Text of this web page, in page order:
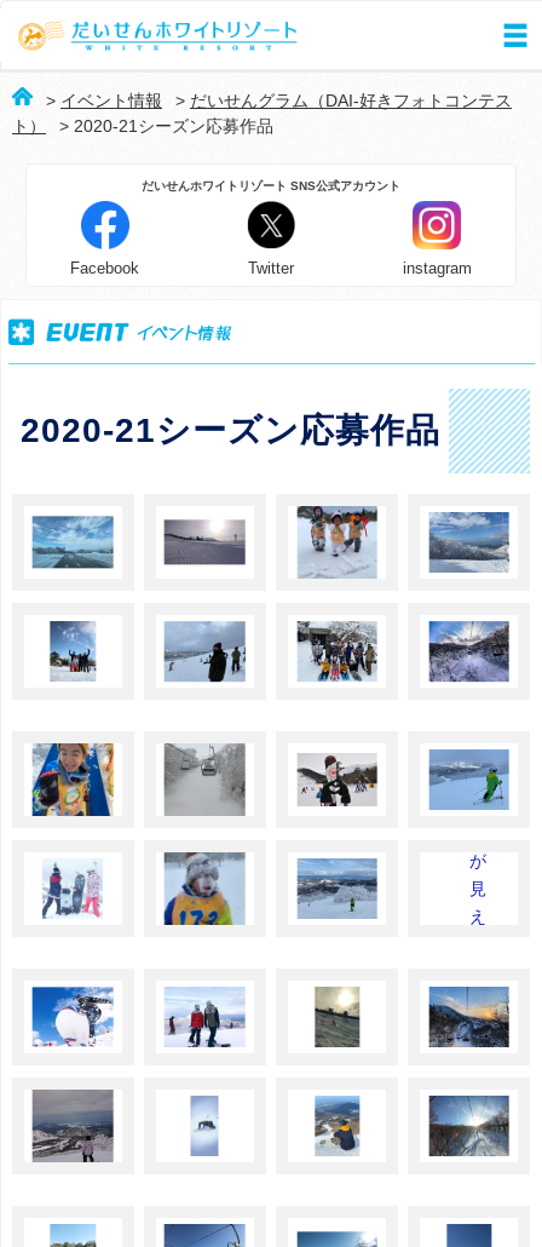
> イベント情報 > だいせんグラム（DAI-好きフォトコンテス
ト）
> 2020-21シーズン応募作品
Facebook Twitter instagram
2020-21シーズン応募作品